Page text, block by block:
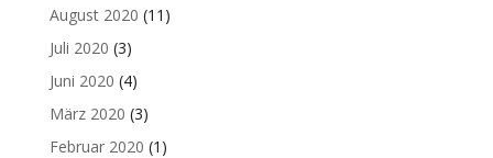
August 2020 (11)
Juli 2020 (3)
Juni 2020 (4)
März 2020 (3)
Februar 2020 (1)